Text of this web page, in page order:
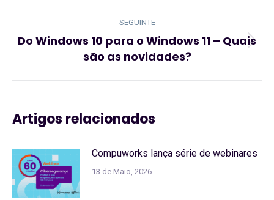
SEGUINTE
Artigo
seguinte:
Do Windows 10 para o Windows 11 – Quais
são as novidades?
Artigos relacionados
Compuworks lança série de webinares
13 de Maio, 2026